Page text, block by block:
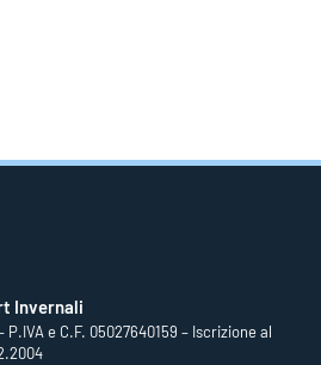
Invernali
P.IVA e C.F. 05027640159 – Iscrizione al